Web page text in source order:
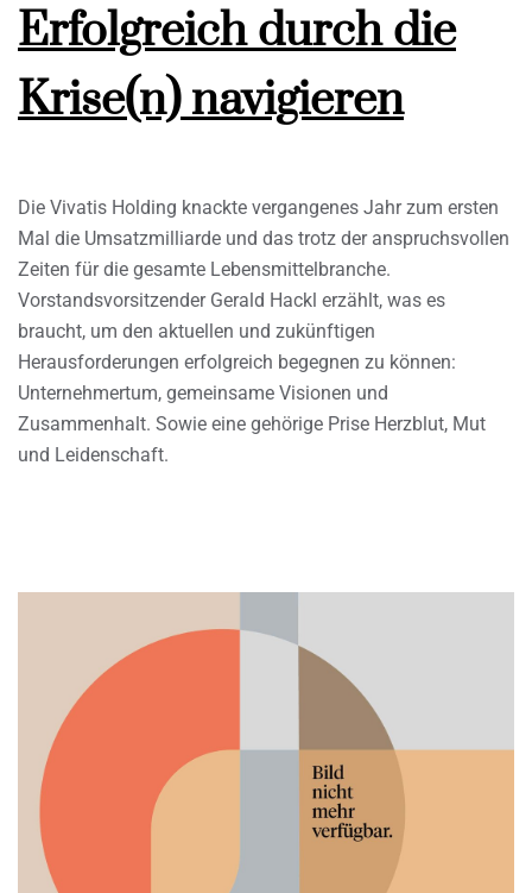
Erfolgreich durch die
Krise(n) navigieren
Die Vivatis Holding knackte vergangenes Jahr zum ersten
Mal die Umsatzmilliarde und das trotz der anspruchsvollen
Zeiten für die gesamte Lebensmittelbranche.
Vorstandsvorsitzender Gerald Hackl erzählt, was es
braucht, um den aktuellen und zukünftigen
Herausforderungen erfolgreich begegnen zu können:
Unternehmertum, gemeinsame Visionen und
Zusammenhalt. Sowie eine gehörige Prise Herzblut, Mut
und Leidenschaft.